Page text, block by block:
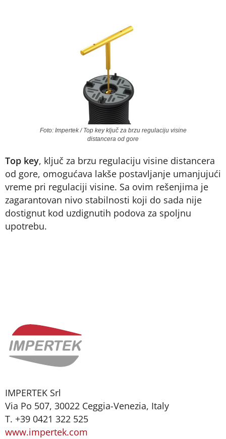
Foto: Impertek / Top key ključ za brzu regulaciju visine
distancera od gore
Top key, ključ za brzu regulaciju visine distancera
od gore, omogućava lakše postavljanje umanjujući
vreme pri regulaciji visine. Sa ovim rešenjima je
zagarantovan nivo stabilnosti koji do sada nije
dostignut kod uzdignutih podova za spoljnu
upotrebu.
IMPERTEK Srl
Via Po 507, 30022 Ceggia-Venezia, Italy
T. +39 0421 322 525
www.impertek.com